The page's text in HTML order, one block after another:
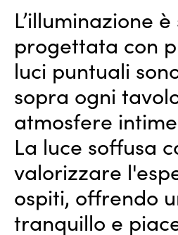
L’illuminazione
progettata con
luci puntuali
sopra ogni
atmosfere
La luce soffusa
valorizzare
ospiti, offrendo
tranquillo e